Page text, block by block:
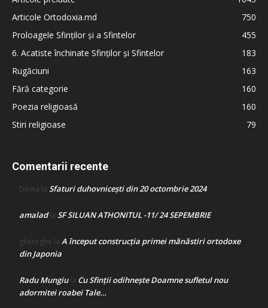
Articole Ortodoxia.md
750
Proloagele Sfinților și a Sfintelor
455
6. Acatiste închinate Sfinților și Sfintelor
183
Rugăciuni
163
Fără categorie
160
Poezia religioasă
160
Stiri religioase
79
Comentarii recente
Doina la Sfaturi duhovnicești din 20 octombrie 2024
amaladla SF SILUAN ATHONITUL -11/ 24 SEPEMBRIE
gheorghe la A început construcţia primei mănăstiri ortodoxe
din Japonia
Radu Mungiula Cu Sfinții odihnește Doamne sufletul nou
adormitei roabei Tale…